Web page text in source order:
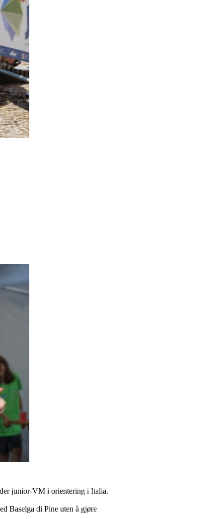
junior-VM i orientering i Italia.
Baselga di Pine uten å gjøre